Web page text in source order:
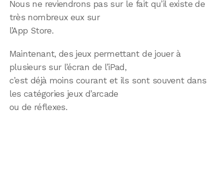
Nous ne reviendrons pas sur le fait qu’il existe de
très nombreux eux sur
l’App Store.
Maintenant, des jeux permettant de jouer à
plusieurs sur l’écran de l’iPad,
c’est déjà moins courant et ils sont souvent dans
les catégories jeux d’arcade
ou de réflexes.